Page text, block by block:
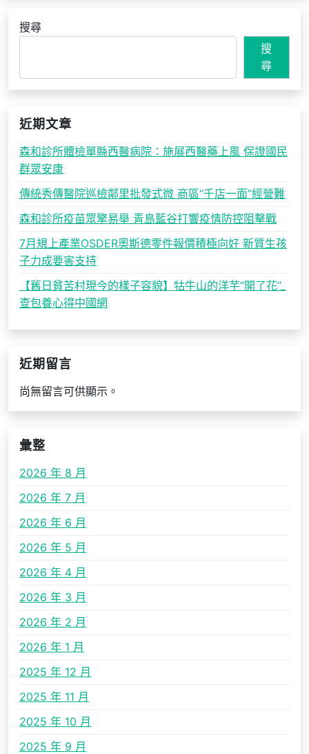
搜尋
搜
尋
近期文章
森和診所體檢單縣西醫病院：施展西醫藥上風 保證國民
群眾安康
傳統秀傳醫院巡檢鄰里批發式微 商區“千店一面”經營難
森和診所疫苗眾擎易舉 青島藍谷打響疫情防控阻擊戰
7月規上產業OSDER奧斯德零件報價積極向好 新質生孩
子力成要害支持
【舊日貧苦村現今的樣子容貌】牯牛山的洋芋“開了花”_
查包養心得中國網
近期留言
尚無留言可供顯示。
彙整
2026 年 8 月
2026 年 7 月
2026 年 6 月
2026 年 5 月
2026 年 4 月
2026 年 3 月
2026 年 2 月
2026 年 1 月
2025 年 12 月
2025 年 11 月
2025 年 10 月
2025 年 9 月